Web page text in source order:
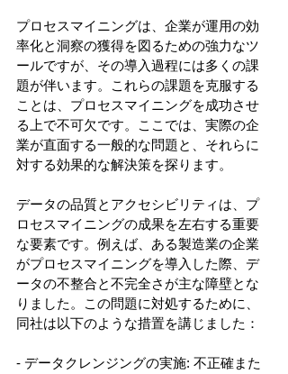
プロセスマイニングは、企業が運用の効
率化と洞察の獲得を図るための強力なツ
ールですが、その導入過程には多くの課
題が伴います。これらの課題を克服する
ことは、プロセスマイニングを成功させ
る上で不可欠です。ここでは、実際の企
業が直面する一般的な問題と、それらに
対する効果的な解決策を探ります。
データの品質とアクセシビリティは、プ
ロセスマイニングの成果を左右する重要
な要素です。例えば、ある製造業の企業
がプロセスマイニングを導入した際、デ
ータの不整合と不完全さが主な障壁とな
りました。この問題に対処するために、
同社は以下のような措置を講じました：
- データクレンジングの実施: 不正確また